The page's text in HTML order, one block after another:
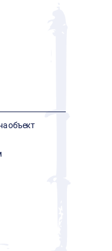
объект